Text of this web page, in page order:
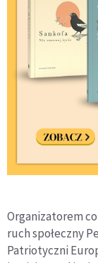
Organizatorem
ruch społeczny
Patriotyczni